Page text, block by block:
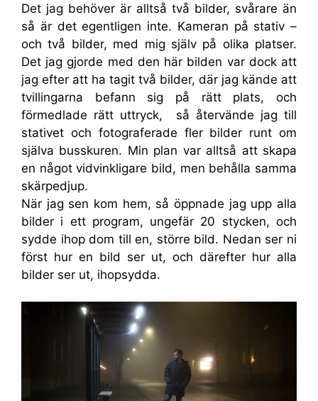
Det jag behöver är alltså två bilder, svårare än
så är det egentligen inte. Kameran på stativ –
och två bilder, med mig själv på olika platser.
Det jag gjorde med den här bilden var dock att
jag efter att ha tagit två bilder, där jag kände att
tvillingarna befann sig på rätt plats, och
förmedlade rätt uttryck, så återvände jag till
stativet och fotograferade fler bilder runt om
själva busskuren. Min plan var alltså att skapa
en något vidvinkligare bild, men behålla samma
skärpedjup.
När jag sen kom hem, så öppnade jag upp alla
bilder i ett program, ungefär 20 stycken, och
sydde ihop dom till en, större bild. Nedan ser ni
först hur en bild ser ut, och därefter hur alla
bilder ser ut, ihopsydda.